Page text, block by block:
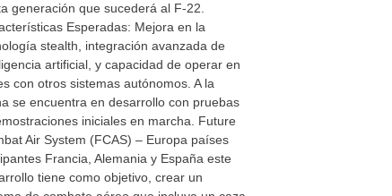
generación que sucederá al F-22.
Esperadas: Mejora en la
stealth, integración avanzada de
artificial, y capacidad de operar en
con otros sistemas autónomos. A la
se encuentra en desarrollo con pruebas
iniciales en marcha. Future
Air System (FCAS) – Europa países
Francia, Alemania y España este
tiene como objetivo, crear un